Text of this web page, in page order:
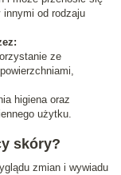
od rodzaju
ze
higiena oraz
użytku.
skóry?
zmian i wywiadu